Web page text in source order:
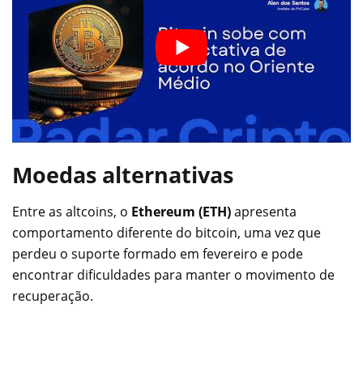
Moedas alternativas
Entre as altcoins, o Ethereum (ETH)apresenta
comportamento diferente do bitcoin, uma vez que
perdeu o suporte formado em fevereiro e pode
encontrar dificuldades para manter o movimento de
recuperação.